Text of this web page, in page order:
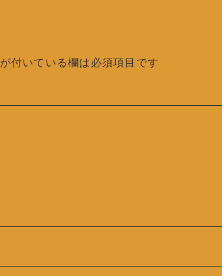
が付いている欄は必須項目です